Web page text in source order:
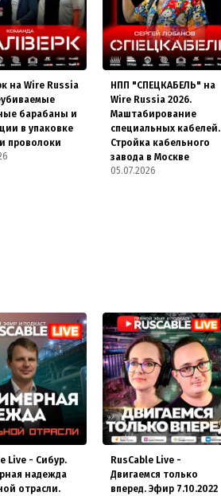
на Wire Russia
барабаны и
в упаковке
проволоки
НПП "СПЕЦКАБЕЛЬ" на
Wire Russia 2026.
Маштабирование
специальных кабелей.
Стройка кабельного
завода в Москве
05.07.2026
Live - Сибур.
надежда
отрасли.
RusCable Live -
Двигаемся только
вперед. Эфир 7.10.2022